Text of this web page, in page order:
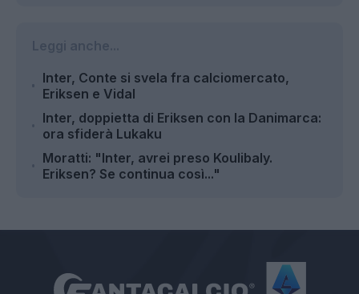
Inter, Conte si svela fra calciomercato,
Eriksen e Vidal
Inter, doppietta di Eriksen con la Danimarca:
ora sfiderà Lukaku
Moratti: "Inter, avrei preso Koulibaly.
Eriksen? Se continua così..."